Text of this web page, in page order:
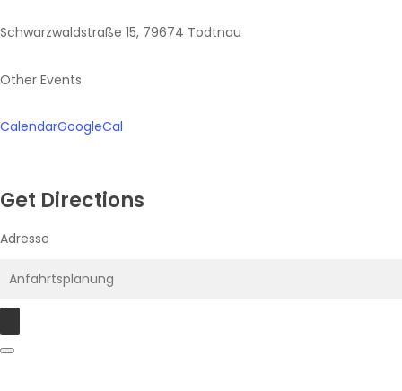
Schwarzwaldstraße 15, 79674 Todtnau
Other Events
CalendarGoogleCal
Get Directions
Adresse